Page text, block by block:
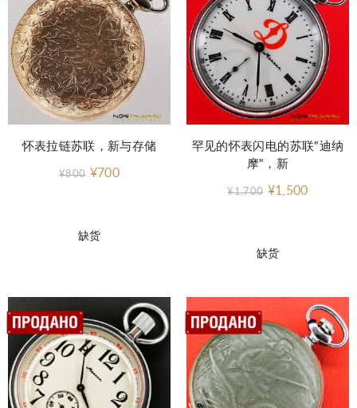
缺货
怀表拉链苏联，新与存储
¥800 ¥700
缺货
罕见的怀表闪电的苏联"迪纳
摩"，新
¥1,700 ¥1,500